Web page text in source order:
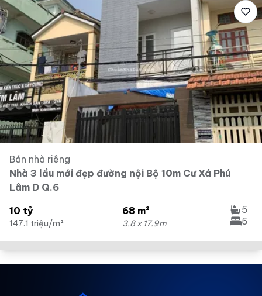
Bán nhà riêng
Nhà 3 lầu mới đẹp đường nội Bộ 10m Cư Xá Phú
Lâm D Q.6
10 tỷ
147.1 triệu/m²
68 m²
3.8 x 17.9m
5
5